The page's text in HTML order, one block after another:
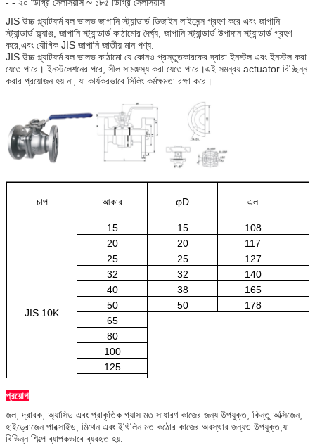
JIS উচ্চ প্ল্যাটফর্ম বল ভালভ জাপানি স্ট্যান্ডার্ড ডিজাইন লাইসেন্স গ্রহণ করে এবং জাপানি
স্ট্যান্ডার্ড ফ্ল্যাঞ্জ, জাপানি স্ট্যান্ডার্ড কাঠামোর দৈর্ঘ্য, জাপানি স্ট্যান্ডার্ড উপাদান স্ট্যান্ডার্ড গ্রহণ
করে,এবং যৌগিক JIS জাপানি জাতীয় মান পণ্য.
JIS উচ্চ প্ল্যাটফর্ম বল ভালভ কাঠামো যে কোনও প্রস্তুতকারকের দ্বারা ইনস্টল এবং ইনস্টল করা
যেতে পারে। ইনস্টলেশনের পরে, সীল সামঞ্জস্য করা যেতে পারে।এই সমন্বয় actuator বিচ্ছিন্ন
করার প্রয়োজন হয় না, যা কার্যকরভাবে সিলিং কর্মক্ষমতা রক্ষা করে।
চাপ আকার φD এল
JIS 10K
15 15
108
20
20 117
25
25 127
32
32 140
40
38 165
50
50 178
65
80
100
125
প্রয়োগ
জল, দ্রাবক, অ্যাসিড এবং প্রাকৃতিক গ্যাস মত সাধারণ কাজের জন্য উপযুক্ত, কিন্তু অক্সিজেন,
হাইড্রোজেন পারক্সাইড, মিথেন এবং ইথিলিন মত কঠোর কাজের অবস্থার জন্যও উপযুক্ত,যা
বিভিন্ন শিল্পে ব্যাপকভাবে ব্যবহৃত হয়.